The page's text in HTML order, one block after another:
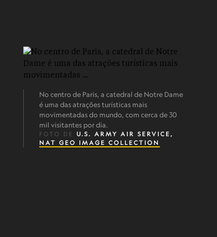
No centro de Paris, a catedral de Notre Dame
é uma das atrações turísticas mais
movimentadas do mundo, com cerca de 30
mil visitantes por dia.
FOTO DE U.S. ARMY AIR SERVICE,
NAT GEO IMAGE COLLECTION